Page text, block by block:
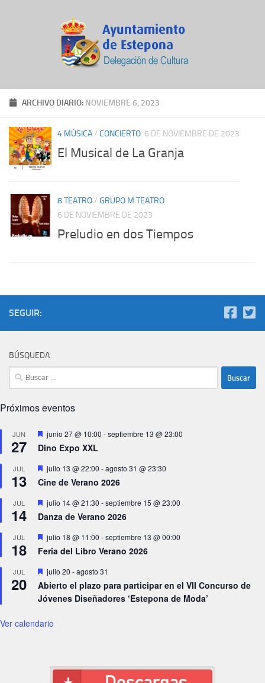
ARCHIVO DIARIO: NOVIEMBRE 6, 2023
4 MÚSICA/ CONCIERTO 6 DE NOVIEMBRE DE 2023
El Musical de La Granja
8 TEATRO/ GRUPO M TEATRO
6 DE NOVIEMBRE DE 2023
Preludio en dos Tiempos
SEGUIR:
BÚSQUEDA
Buscar:
Próximos eventos
JUN
27
Destacado
junio 27 @ 10:00 -septiembre 13 @ 23:00
Dino Expo XXL
JUL
13
Destacado
julio 13 @ 22:00 -agosto 31 @ 23:30
Cine de Verano 2026
JUL
14
Destacado
julio 14 @ 21:30 -septiembre 15 @ 23:00
Danza de Verano 2026
JUL
18
Destacado
julio 18 @ 11:00 -septiembre 13 @ 00:00
Feria del Libro Verano 2026
JUL
20
Destacado
julio 20 -agosto 31
Abierto el plazo para participar en el VII Concurso de
Jóvenes Diseñadores ‘Estepona de Moda’
Ver calendario